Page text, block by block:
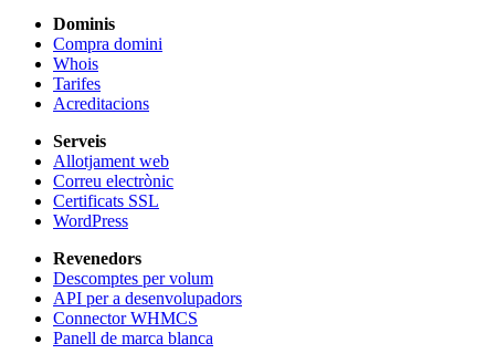
Dominis
Compra domini
Whois
Tarifes
Acreditacions
Serveis
Allotjament web
Correu electrònic
Certificats SSL
WordPress
Revenedors
Descomptes per volum
API per a desenvolupadors
Connector WHMCS
Panell de marca blanca